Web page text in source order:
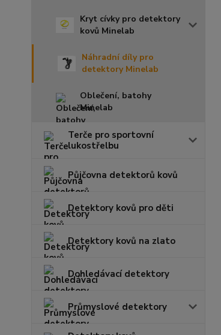
Kryt cívky pro detektory
kovů Minelab
Náhradní díly pro
detektory Minelab
Oblečení, batohy
Minelab
Terče pro sportovní
lukostřelbu
Půjčovna detektorů kovů
Detektory kovů pro děti
Detektory kovů na zlato
Dohledávací detektory
Průmyslové detektory